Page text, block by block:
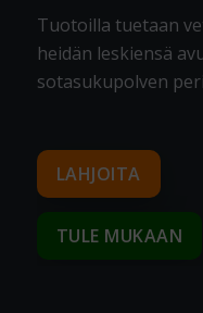
Tuotoilla tuetaan
heidän leskiensä
sotasukupolven
LAHJOITA
TULE MUKAAN